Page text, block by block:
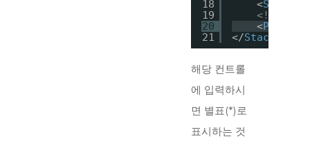
18
19
20
21
<Slider
<!--패스
<
</StackPanel
해당 컨트롤
에 입력하시
면 별표(*)로
표시하는 것